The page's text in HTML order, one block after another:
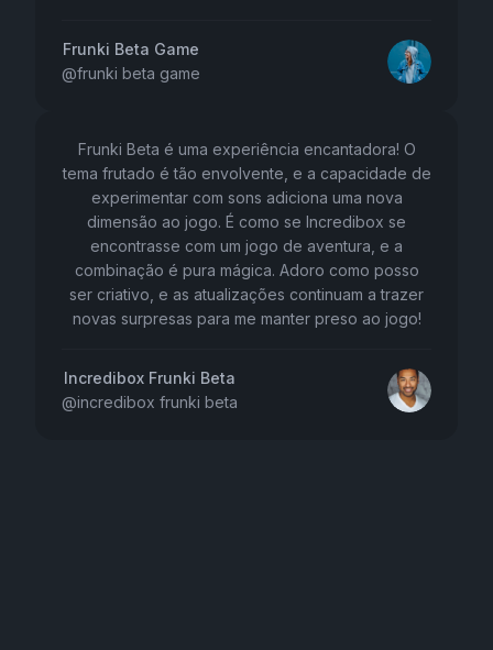
Frunki Beta Game
@frunki beta game
Frunki Beta é uma experiência encantadora! O
tema frutado é tão envolvente, e a capacidade de
experimentar com sons adiciona uma nova
dimensão ao jogo. É como se Incredibox se
encontrasse com um jogo de aventura, e a
combinação é pura mágica. Adoro como posso
ser criativo, e as atualizações continuam a trazer
novas surpresas para me manter preso ao jogo!
Incredibox Frunki Beta
@incredibox frunki beta